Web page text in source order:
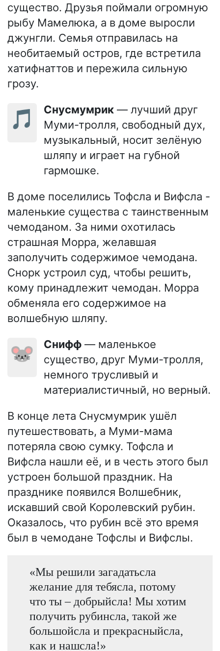
существо. Друзья поймали огромную
рыбу Мамелюка, а в доме выросли
джунгли. Семья отправилась на
необитаемый остров, где встретила
хатифнаттов и пережила сильную
грозу.
🎵 Снусмумрик — лучший друг
Муми-тролля, свободный дух,
музыкальный, носит зелёную
шляпу и играет на губной
гармошке.
В доме поселились Тофсла и Вифсла -
маленькие существа с таинственным
чемоданом. За ними охотилась
страшная Морра, желавшая
заполучить содержимое чемодана.
Снорк устроил суд, чтобы решить,
кому принадлежит чемодан. Морра
обменяла его содержимое на
волшебную шляпу.
🐭 Снифф — маленькое
существо, друг Муми-тролля,
немного трусливый и
материалистичный, но верный.
В конце лета Снусмумрик ушёл
путешествовать, а Муми-мама
потеряла свою сумку. Тофсла и
Вифсла нашли её, и в честь этого был
устроен большой праздник. На
празднике появился Волшебник,
искавший свой Королевский рубин.
Оказалось, что рубин всё это время
был в чемодане Тофслы и Вифслы.
«Мы решили загадатьсла
желание для тебясла, потому
что ты – добрыйсла! Мы хотим
получить рубинсла, такой же
большойсла и прекрасныйсла,
как и нашсла!»